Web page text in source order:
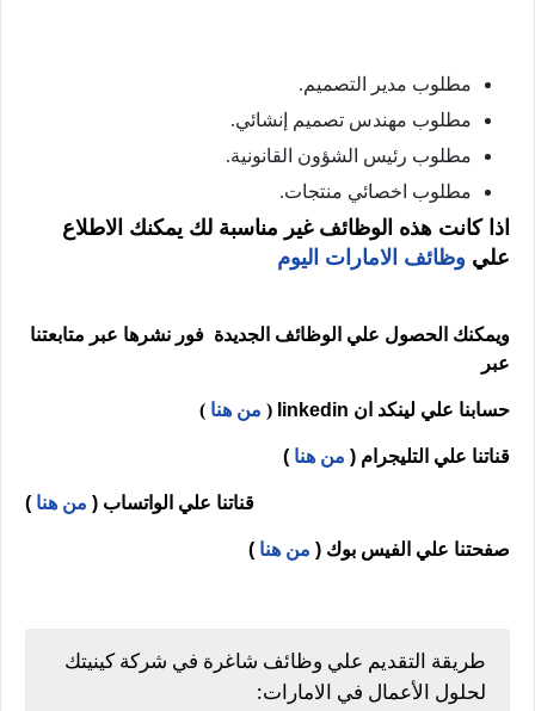
مطلوب مدير التصميم.
مطلوب مهندس تصميم إنشائي.
مطلوب رئيس الشؤون القانونية.
مطلوب اخصائي منتجات.
اذا كانت هذه الوظائف غير مناسبة لك يمكنك الاطلاع
علي وظائف الامارات اليوم
ويمكنك الحصول علي الوظائف الجديدة فور نشرها عبر متابعتنا
عبر
حسابنا علي لينكد ان linkedin
( من هنا )
قناتنا علي التليجرام ( من هنا )
قناتنا علي الواتساب ( من هنا )
صفحتنا علي الفيس بوك ( من هنا )
طريقة التقديم علي وظائف شاغرة في شركة كينيتك
لحلول الأعمال في الامارات: